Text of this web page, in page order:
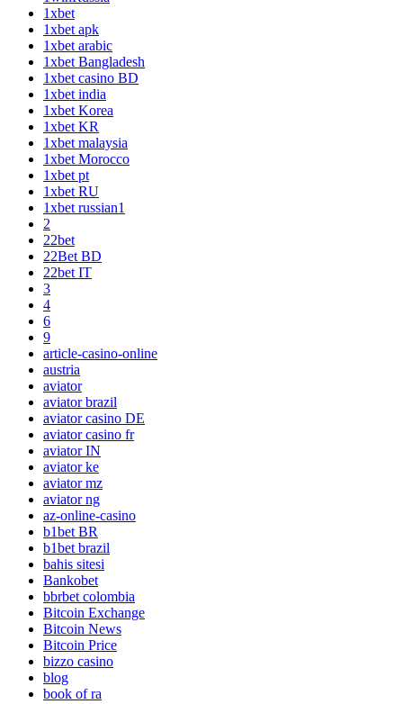
1xbet
1xbet apk
1xbet arabic
1xbet Bangladesh
1xbet casino BD
1xbet india
1xbet Korea
1xbet KR
1xbet malaysia
1xbet Morocco
1xbet pt
1xbet RU
1xbet russian1
2
22bet
22Bet BD
22bet IT
3
4
6
9
article-casino-online
austria
aviator
aviator brazil
aviator casino DE
aviator casino fr
aviator IN
aviator ke
aviator mz
aviator ng
az-online-casino
b1bet BR
b1bet brazil
bahis sitesi
Bankobet
bbrbet colombia
Bitcoin Exchange
Bitcoin News
Bitcoin Price
bizzo casino
blog
book of ra